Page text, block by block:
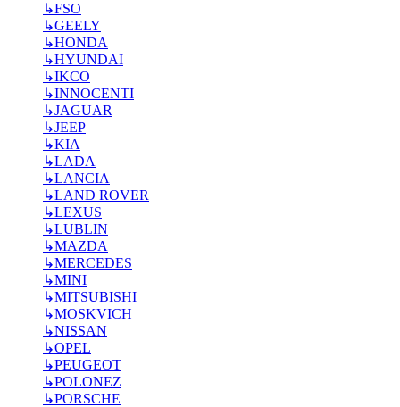
↳FSO
↳GEELY
↳HONDA
↳HYUNDAI
↳IKCO
↳INNOCENTI
↳JAGUAR
↳JEEP
↳KIA
↳LADA
↳LANCIA
↳LAND ROVER
↳LEXUS
↳LUBLIN
↳MAZDA
↳MERCEDES
↳MINI
↳MITSUBISHI
↳MOSKVICH
↳NISSAN
↳OPEL
↳PEUGEOT
↳POLONEZ
↳PORSCHE